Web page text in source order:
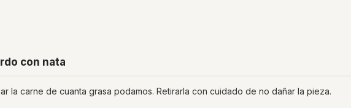
con nata
la carne de cuanta grasa podamos. Retirarla con cuidado de no dañar la pieza.